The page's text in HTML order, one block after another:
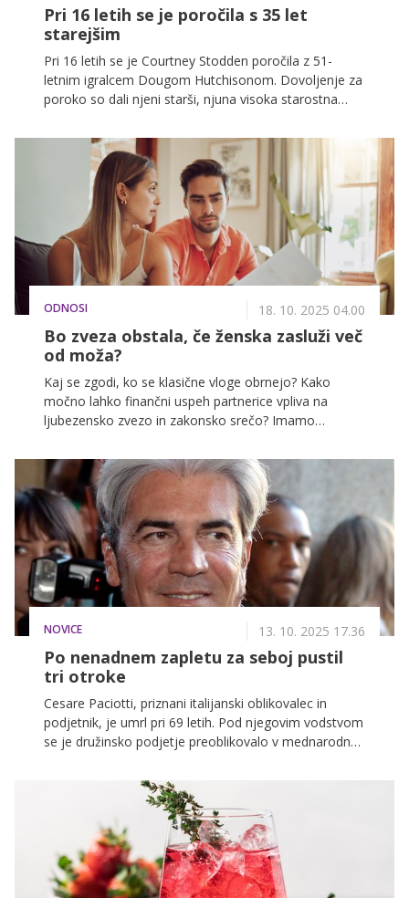
Pri 16 letih se je poročila s 35 let
starejšim
Pri 16 letih se je Courtney Stodden poročila z 51-
letnim igralcem Dougom Hutchisonom. Dovoljenje za
poroko so dali njeni starši, njuna visoka starostna
ODNOSI 18. 10. 2025 04.00
Bo zveza obstala, če ženska zasluži več
od moža?
Kaj se zgodi, ko se klasične vloge obrnejo? Kako
močno lahko finančni uspeh partnerice vpliva na
ljubezensko zvezo in zakonsko srečo? Imamo
NOVICE 13. 10. 2025 17.36
Po nenadnem zapletu za seboj pustil
tri otroke
Cesare Paciotti, priznani italijanski oblikovalec in
podjetnik, je umrl pri 69 letih. Pod njegovim vodstvom
se je družinsko podjetje preoblikovalo v mednarodno